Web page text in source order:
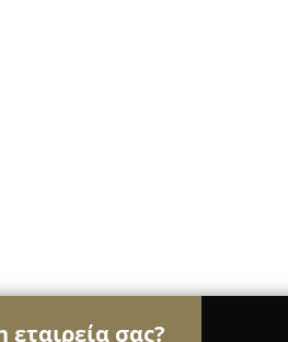
εταιρεία σας?